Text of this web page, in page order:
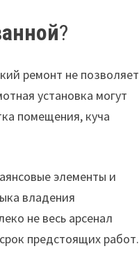
?
ремонт не позволяет
установка могут
помещения, куча
элементы и
владения
не весь арсенал
предстоящих работ.